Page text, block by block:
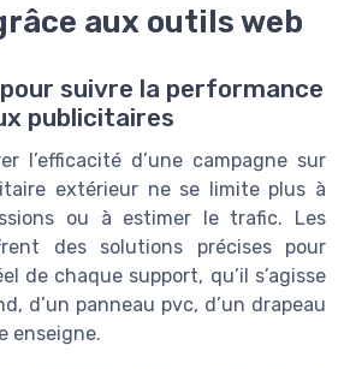
aux outils web
suivre la performance
publicitaires
l’efficacité d’une campagne sur
extérieur ne se limite plus à
ou à estimer le trafic. Les
des solutions précises pour
de chaque support, qu’il s’agisse
d’un panneau pvc, d’un drapeau
enseigne.